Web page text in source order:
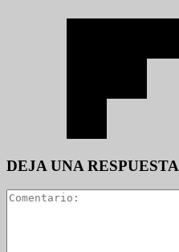
DEJA UNA RESPUESTA